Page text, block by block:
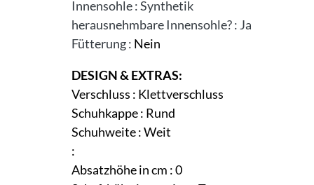
Innensohle:Synthetik
herausnehmbare Innensohle?: Ja
Fütterung: Nein
DESIGN & EXTRAS:
Verschluss : Klettverschluss
Schuhkappe: Rund
Schuhweite:Weit
:
Absatzhöhe in cm :0